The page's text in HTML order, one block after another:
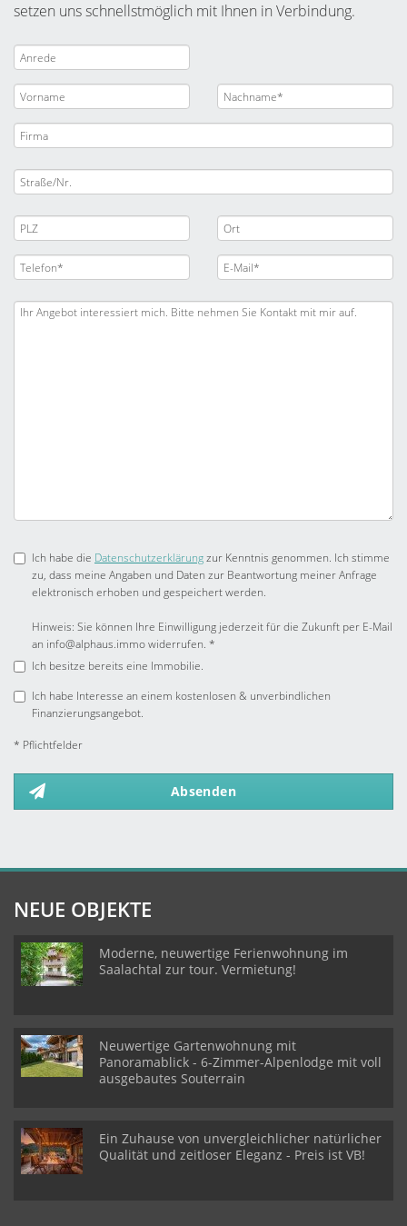
setzen uns schnellstmöglich mit Ihnen in Verbindung.
Ich habe die Datenschutzerklärungzur Kenntnis genommen. Ich stimme
zu, dass meine Angaben und Daten zur Beantwortung meiner Anfrage
elektronisch erhoben und gespeichert werden.
Hinweis: Sie können Ihre Einwilligung jederzeit für die Zukunft per E-Mail
an info@alphaus.immo widerrufen. *
Ich besitze bereits eine Immobilie.
Ich habe Interesse an einem kostenlosen & unverbindlichen
Finanzierungsangebot.
* Pflichtfelder
Absenden
NEUE OBJEKTE
Moderne, neuwertige Ferienwohnung im
Saalachtal zur tour. Vermietung!
Neuwertige Gartenwohnung mit
Panoramablick - 6-Zimmer-Alpenlodge mit voll
ausgebautes Souterrain
Ein Zuhause von unvergleichlicher natürlicher
Qualität und zeitloser Eleganz - Preis ist VB!